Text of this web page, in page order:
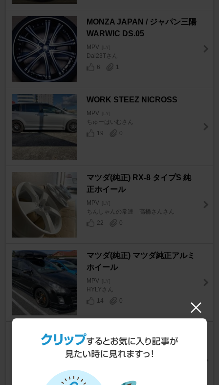
MONZA JAPAN / ジャパン三陽
WARWIC DS.05
MPV [LY]
Dai23Tさん
6
1
WORK STEEZ NICROSS
MPV [LY]
ちゅーはいむさん
19
0
マツダ(純正) RX-8 タイプS 純
正ホイール
MPV [LY]
ちんしゃんの常連 高橋さんさん
22
0
マツダ(純正) マツダ純正アルミ
ホイール
MPV [LY]
HYLYさん
14
0
マツダ(純正) マツダ純正アルミ
ホイール
MPV [LY]
26